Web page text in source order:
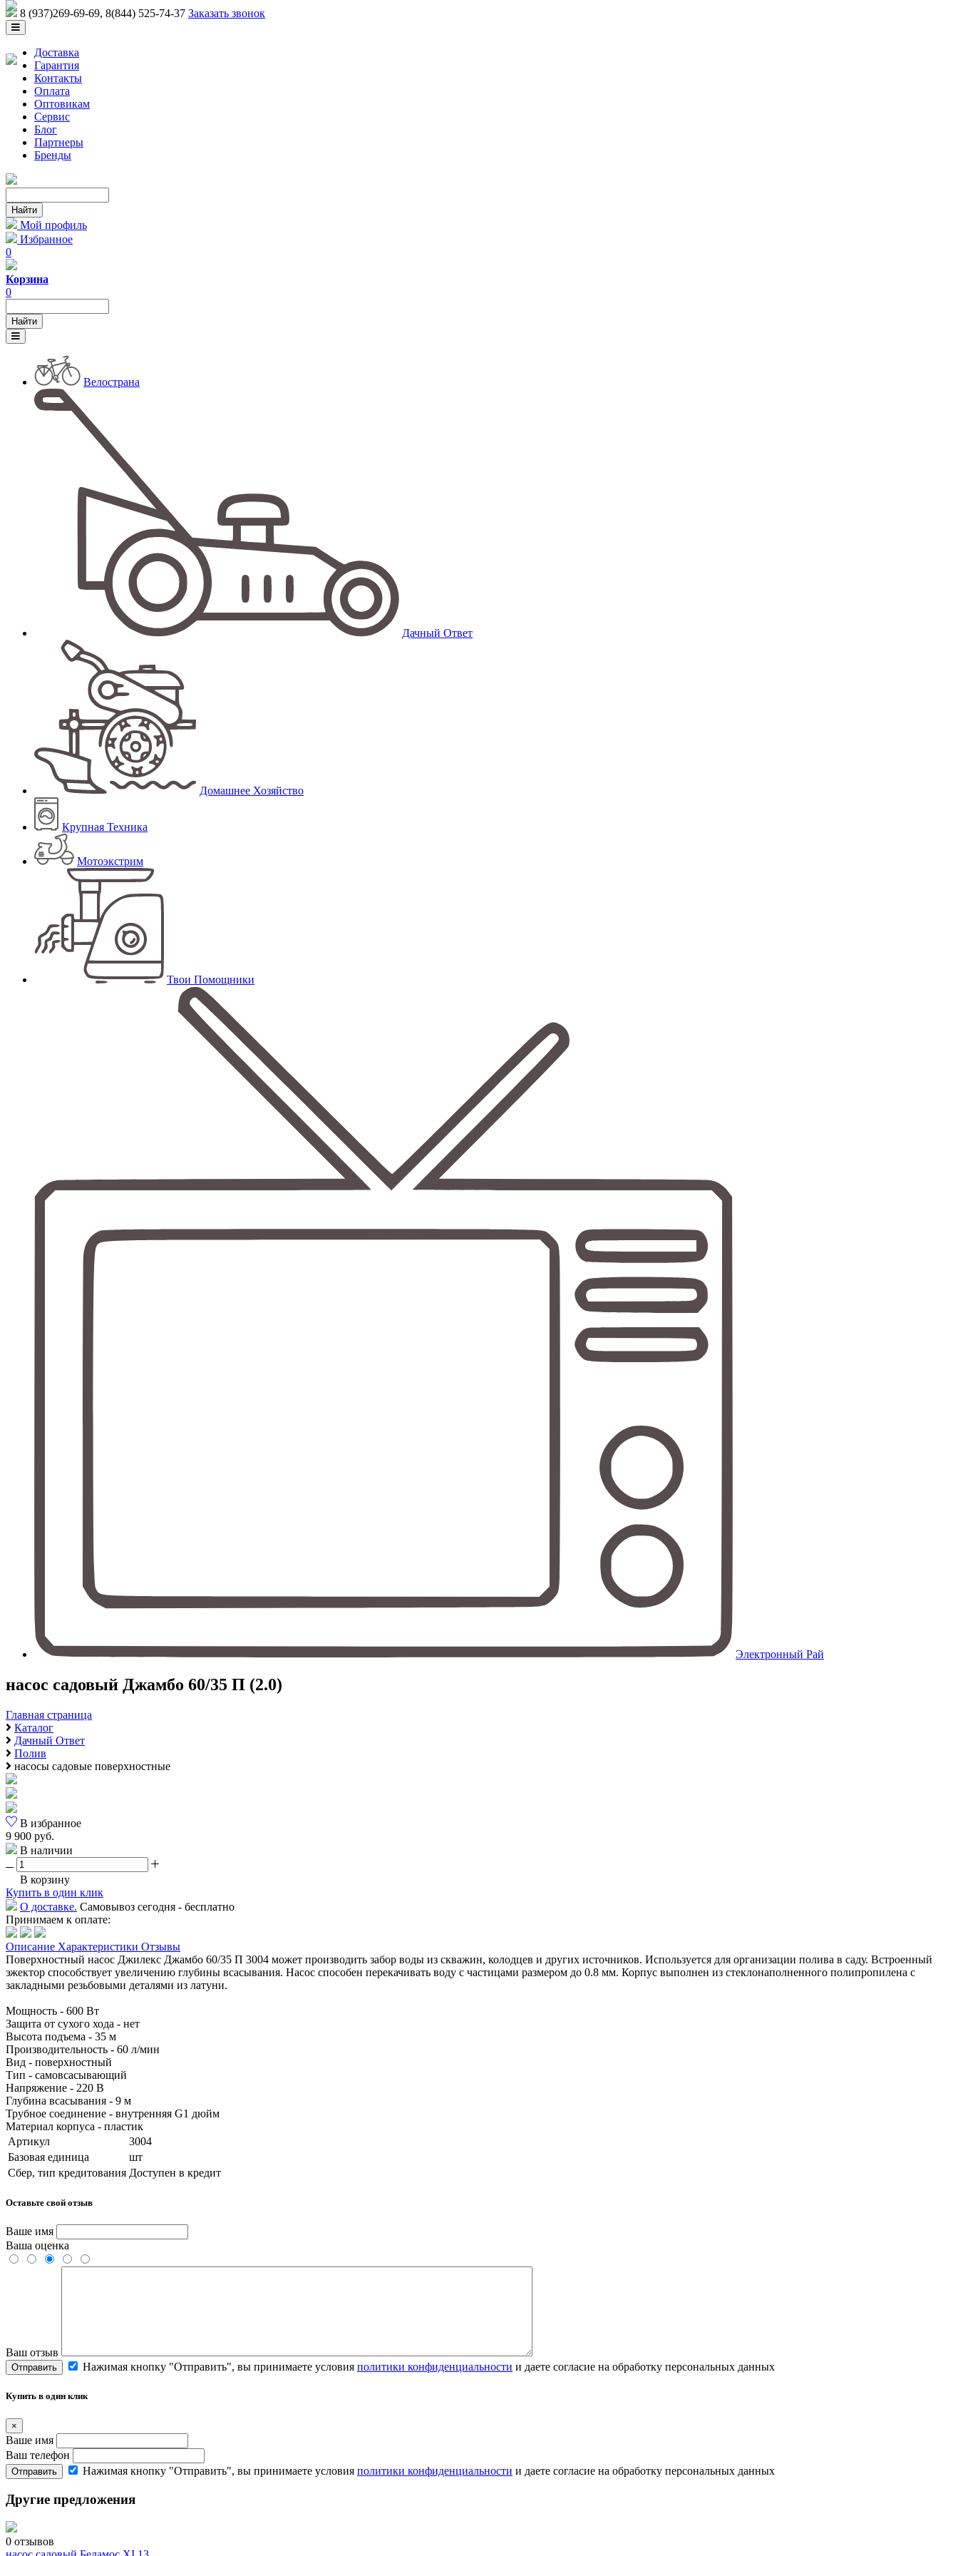
8 (937)269-69-69, 8(844) 525-74-37 Заказать звонок
Доставка
Гарантия
Контакты
Оплата
Оптовикам
Сервис
Блог
Партнеры
Бренды
Мой профиль
Избранное
0
Корзина
0
Велострана
Дачный Ответ
Домашнее Хозяйство
Крупная Техника
Мотоэкстрим
Твои Помощники
Электронный Рай
насос садовый Джамбо 60/35 П (2.0)
Главная страница
Каталог
Дачный Ответ
Полив
насосы садовые поверхностные
В избранное
9 900 руб.
В наличии
В корзину
Купить в один клик
О доставке. Самовывоз сегодня - бесплатно
Принимаем к оплате:
Описание Характеристики Отзывы
Поверхностный насос Джилекс Джамбо 60/35 П 3004 может производить забор воды из скважин, колодцев и других источников. Используется для организации полива в саду. Встроенный
эжектор способствует увеличению глубины всасывания. Насос способен перекачивать воду с частицами размером до 0.8 мм. Корпус выполнен из стеклонаполненного полипропилена с
закладными резьбовыми деталями из латуни.
Мощность - 600 Вт
Защита от сухого хода - нет
Высота подъема - 35 м
Производительность - 60 л/мин
Вид - поверхностный
Тип - самовсасывающий
Напряжение - 220 В
Глубина всасывания - 9 м
Трубное соединение - внутренняя G1 дюйм
Материал корпуса - пластик
Артикул
3004
Базовая единица
шт
Сбер, тип кредитования Доступен в кредит
Оставьте свой отзыв
Ваше имя
Ваша оценка
Ваш отзыв
Отправить Нажимая кнопку "Отправить", вы принимаете условия политики конфиденциальности и даете согласие на обработку персональных данных
Купить в один клик
×
Ваше имя
Ваш телефон
Отправить Нажимая кнопку "Отправить", вы принимаете условия политики конфиденциальности и даете согласие на обработку персональных данных
Другие предложения
0 отзывов